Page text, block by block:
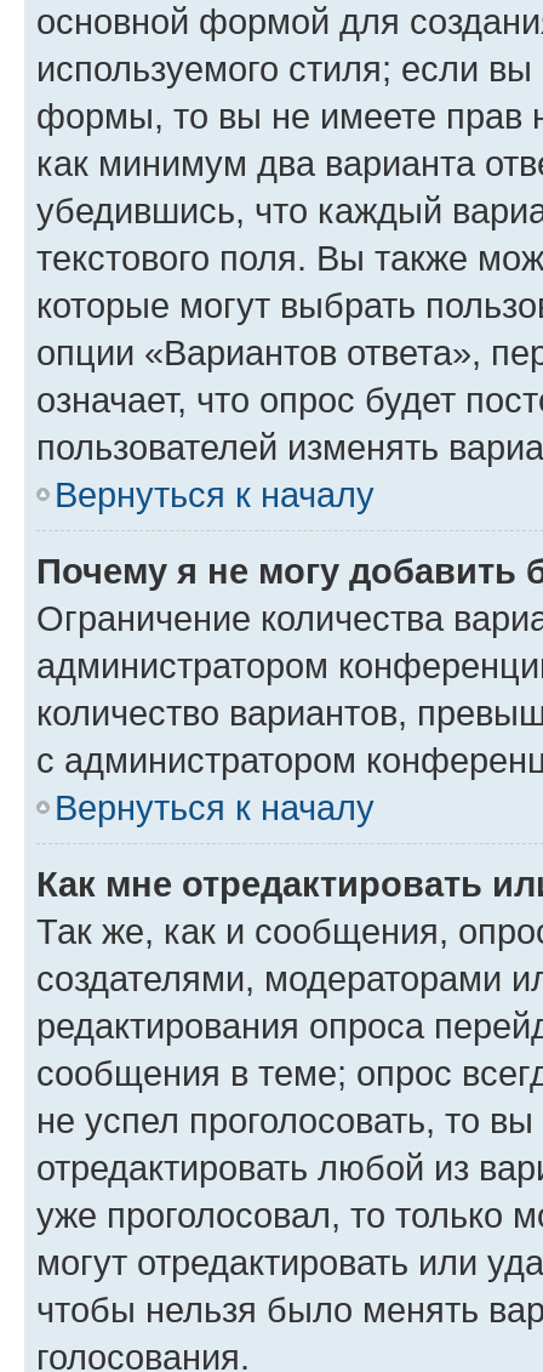
основной формой для
используемого стиля; если
формы, то вы не имеете прав
как минимум два варианта
убедившись, что каждый
текстового поля. Вы также
которые могут выбрать
опции «Вариантов ответа»,
означает, что опрос будет
пользователей изменять
Вернуться к началу
Почему я не могу добавить
Ограничение количества
администратором
количество вариантов,
с администратором
Вернуться к началу
Как мне отредактировать
Так же, как и сообщения,
создателями, модераторами
редактирования опроса
сообщения в теме; опрос
не успел проголосовать, то
отредактировать любой из
уже проголосовал, то только
могут отредактировать или
чтобы нельзя было менять
голосования.